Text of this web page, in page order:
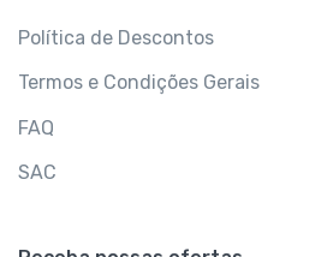
Política de Descontos
Termos e Condições Gerais
FAQ
SAC